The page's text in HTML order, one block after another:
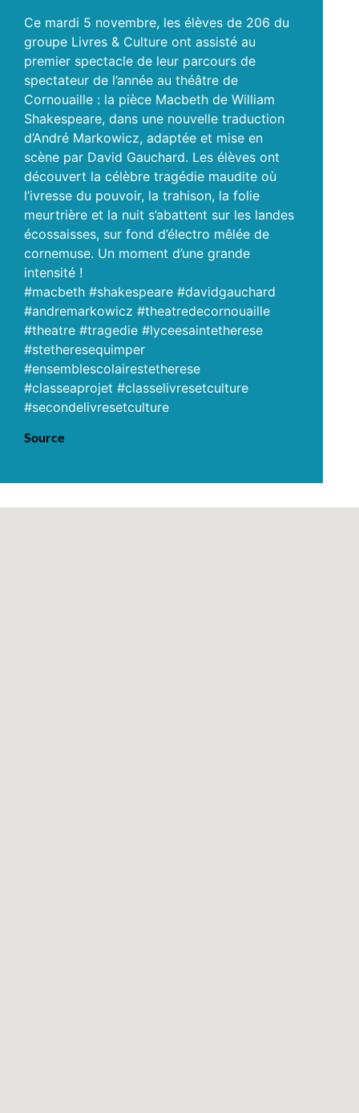
Ce mardi 5 novembre, les élèves de 206 du
groupe Livres & Culture ont assisté au
premier spectacle de leur parcours de
spectateur de l’année au théâtre de
Cornouaille : la pièce Macbeth de William
Shakespeare, dans une nouvelle traduction
d’André Markowicz, adaptée et mise en
scène par David Gauchard. Les élèves ont
découvert la célèbre tragédie maudite où
l’ivresse du pouvoir, la trahison, la folie
meurtrière et la nuit s’abattent sur les landes
écossaisses, sur fond d’électro mêlée de
cornemuse. Un moment d’une grande
intensité !
#macbeth #shakespeare #davidgauchard
#andremarkowicz #theatredecornouaille
#theatre #tragedie #lyceesaintetherese
#stetheresequimper
#ensemblescolairestetherese
#classeaprojet #classelivresetculture
#secondelivresetculture
Source